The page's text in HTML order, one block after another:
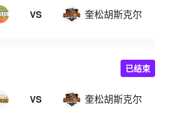
VS 奎松胡斯克尔
VS 奎松胡斯克尔
已结束